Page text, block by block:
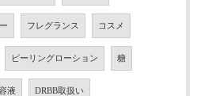
フレグランス コスメ
ピーリングローション 糖
液 DRBB取扱い